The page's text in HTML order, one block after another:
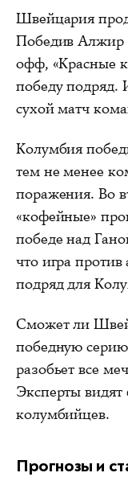
Швейцария
Победив Алжир
офф, «Красные
победу подряд.
сухой матч
Колумбия
тем не менее
поражения. Во
«кофейные»
победе над
что игра против
подряд для
Сможет ли
победную
разобьет все
Эксперты
колумбийцев.
Прогнозы и